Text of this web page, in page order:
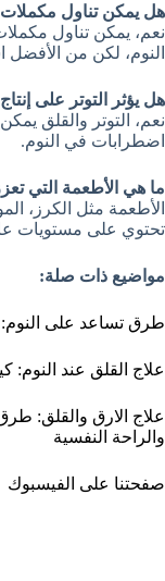
هل يمكن تناول مكملات
نعم، يمكن تناول
النوم، لكن من الأفضل
هل يؤثر التوتر على
نعم، التوتر والقلق يمكن
اضطرابات في النوم.
ما هي الأطعمة التي
الأطعمة مثل الكرز،
تحتوي على مستويات
مواضيع ذات صلة:
طرق تساعد على
علاج القلق عند النوم:
علاج الارق والقلق:
والراحة النفسية
صفحتنا على الفيسبوك